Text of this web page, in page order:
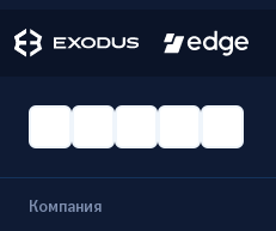
Компания